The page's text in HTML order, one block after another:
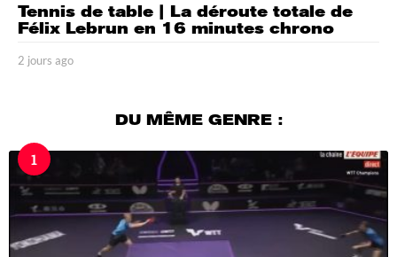
Tennis de table | La déroute totale de
Félix Lebrun en 16 minutes chrono
2 jours ago
o
DU MÊME GENRE :
1